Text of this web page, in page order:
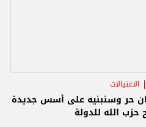
الاغتيالات
حر وسنبنيه على أسس جديدة
الله للدولة